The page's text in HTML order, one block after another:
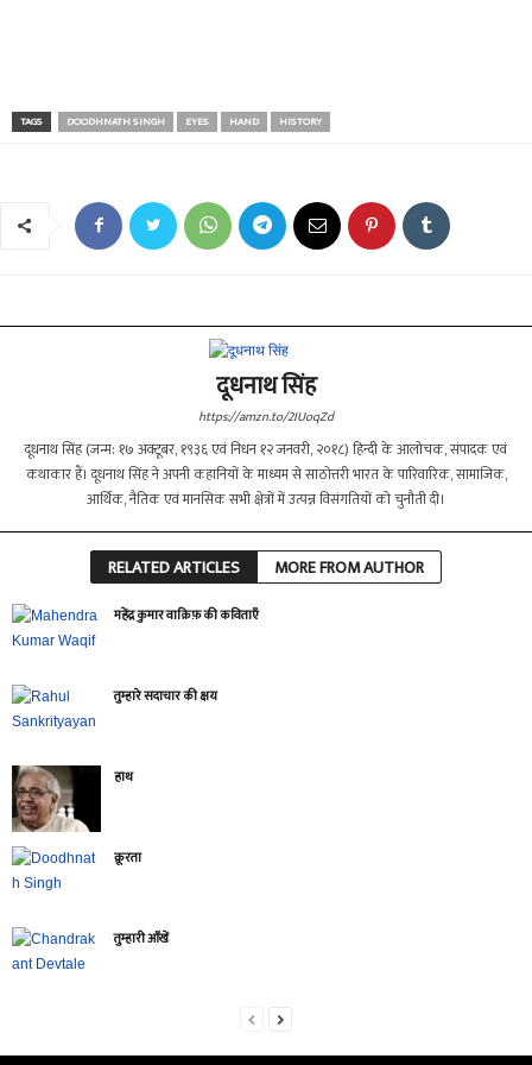
TAGS DOODHNATH SINGH EYES HAND HISTORY
दूधनाथ सिंह
https://amzn.to/2IUoqZd
दूधनाथ सिंह (जन्म: १७ अक्टूबर, १९३६ एवं निधन १२ जनवरी, २०१८) हिन्दी के आलोचक, संपादक एवं
कथाकार हैं। दूधनाथ सिंह ने अपनी कहानियों के माध्यम से साठोत्तरी भारत के पारिवारिक, सामाजिक,
आर्थिक, नैतिक एवं मानसिक सभी क्षेत्रों में उत्पन्न विसंगतियों को चुनौती दी।
RELATED ARTICLES MORE FROM AUTHOR
महेंद्र कुमार वाक़िफ़ की कविताएँ
तुम्हारे सदाचार की क्षय
हाथ
क्रूरता
तुम्हारी आँखें